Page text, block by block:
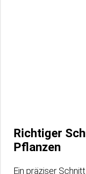
Richtiger
Pflanzen
Ein präziser